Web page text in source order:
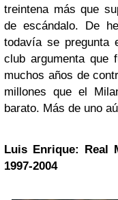
treintena más que
de escándalo. De
todavía se pregunta
club argumenta que
muchos años de
millones que el
barato. Más de uno
Luis Enrique: Real
1997-2004